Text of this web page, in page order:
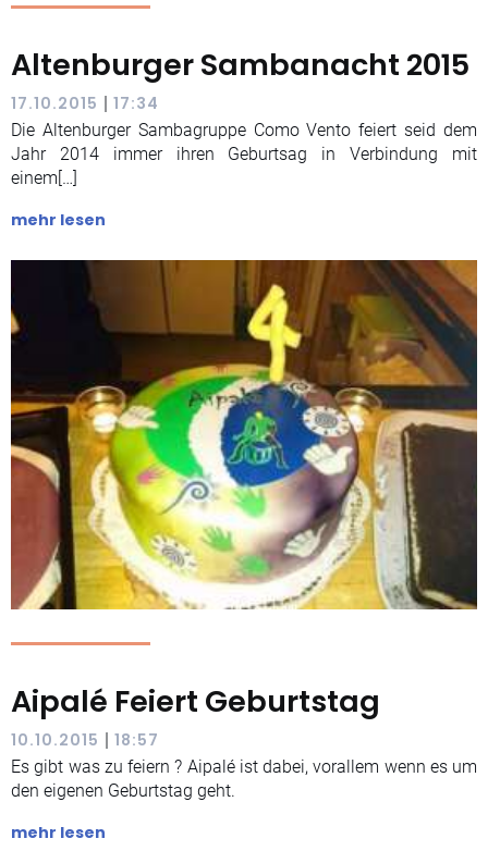
Altenburger Sambanacht 2015
17.10.2015 | 17:34
Die Altenburger Sambagruppe Como Vento feiert seid dem
Jahr 2014 immer ihren Geburtsag in Verbindung mit
einem[…]
mehr lesen
Aipalé Feiert Geburtstag
10.10.2015 | 18:57
Es gibt was zu feiern ? Aipalé ist dabei, vorallem wenn es um
den eigenen Geburtstag geht.
mehr lesen